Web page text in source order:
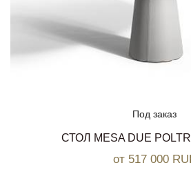
Под заказ
СТОЛ MESA DUE
от 517 000